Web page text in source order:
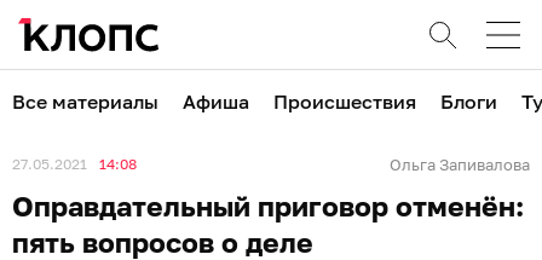
Все материалы Афиша Происшествия Блоги
27.05.2021 14:08 Ольга Запивалова
Оправдательный приговор отменён:
пять вопросов о деле